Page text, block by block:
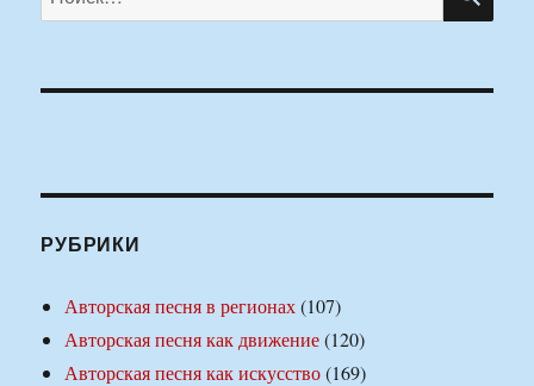
РУБРИКИ
Авторская песня в регионах(107)
Авторская песня как движение(120)
Авторская песня как искусство(169)